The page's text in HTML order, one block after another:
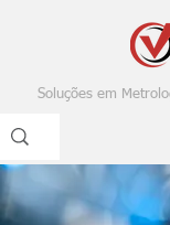
Soluções em